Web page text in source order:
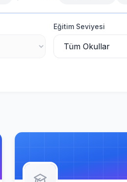
Devlet Kurumu
Eğitim Seviyesi